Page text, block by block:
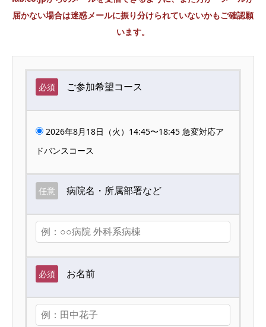
届かない場合は迷惑メールに振り分けられていないかもご確認願
います。
必須 ご参加希望コース
2026年8月18日（火）14:45〜18:45 急変対応ア
ドバンスコース
任意 病院名・所属部署など
必須 お名前